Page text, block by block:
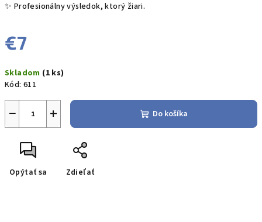
✨ Profesionálny výsledok, ktorý žiari.
€7
cena:
Skladom (1 ks)
Kód: 611
+
− Do košíka
Opýtať sa Zdieľať